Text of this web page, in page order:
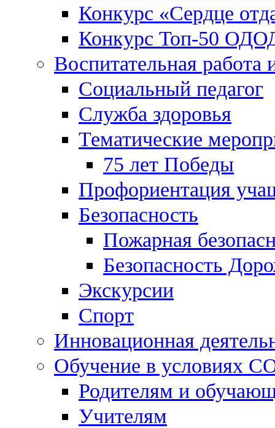
Конкурс «Сердце
Конкурс Топ-50
Воспитательная работа
Социальный педагог
Служба здоровья
Тематические
75 лет Победы
Профориентация
Безопасность
Пожарная
Безопасность
Экскурсии
Спорт
Инновационная
Обучение в условиях
Родителям и
Учителям